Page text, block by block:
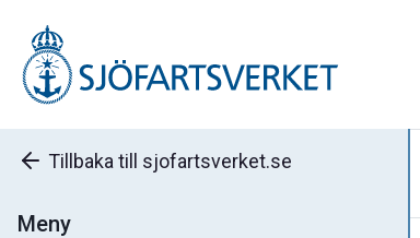
Tillbaka till sjofartsverket.se
Meny